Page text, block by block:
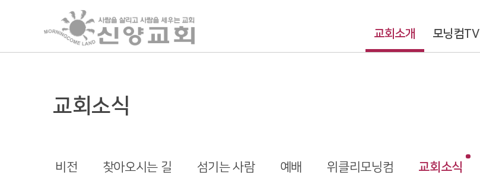
교회소개 모닝컴TV
교회소식
비전 찾아오시는 길 섬기는 사람 예배 위클리모닝컴 교회소식